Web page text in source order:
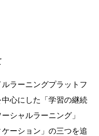
ラーニングプラットフ
心にした「学習の継続
シャルラーニング」
ーション」の三つを追